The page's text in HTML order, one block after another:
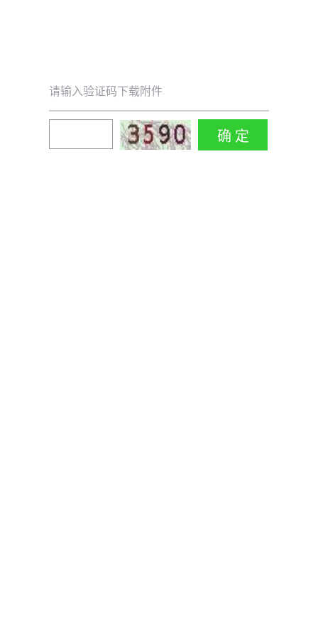
请输入验证码下载附件